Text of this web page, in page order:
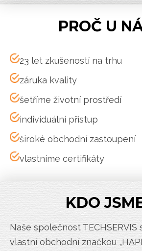
PROČ U
23 let zkušeností na trhu
záruka kvality
šetříme životní prostředí
individuální přístup
široké obchodní zastoupení
vlastníme certifikáty
KDO
Naše společnost TECHSERVIS
vlastní obchodní značkou